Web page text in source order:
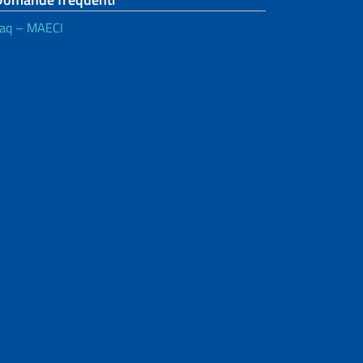
– MAECI